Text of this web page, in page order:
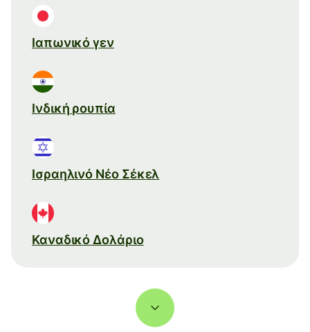
Ιαπωνικό γεν
Ινδική ρουπία
Ισραηλινό Νέο Σέκελ
Καναδικό Δολάριο